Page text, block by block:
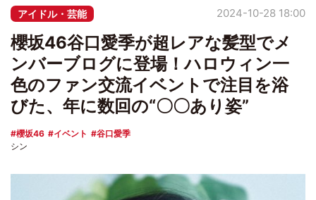
アイドル・芸能 2024-10-28 18:00
櫻坂46谷口愛季が超レアな髪型でメ
ンバーブログに登場！ハロウィン一
色のファン交流イベントで注目を浴
びた、年に数回の“〇〇あり姿”
櫻坂46 イベント
谷口愛季
シン